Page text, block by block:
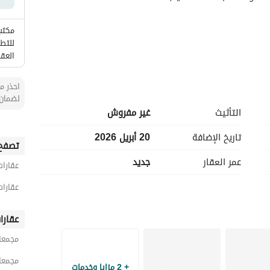
التأثيث
غير مفروش
تاريخ الإضافة
20 أبريل 2026
عمر العقار
جديد
احذر